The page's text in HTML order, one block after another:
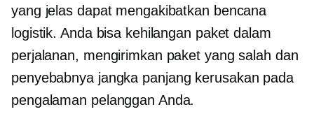
yang jelas dapat mengakibatkan bencana
logistik. Anda bisa kehilangan paket dalam
perjalanan, mengirimkan paket yang salah dan
penyebabnya jangka panjang kerusakan pada
pengalaman pelanggan Anda.